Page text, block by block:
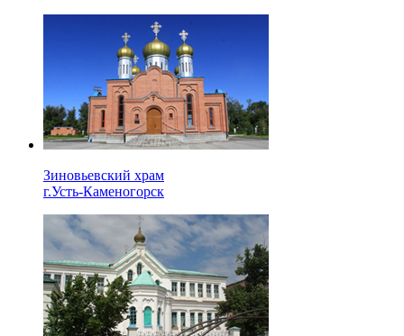
Зиновьевский храм
г.Усть-Каменогорск